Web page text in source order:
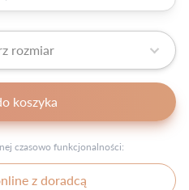
rozmiar
koszyka
czasowo funkcjonalności:
z doradcą